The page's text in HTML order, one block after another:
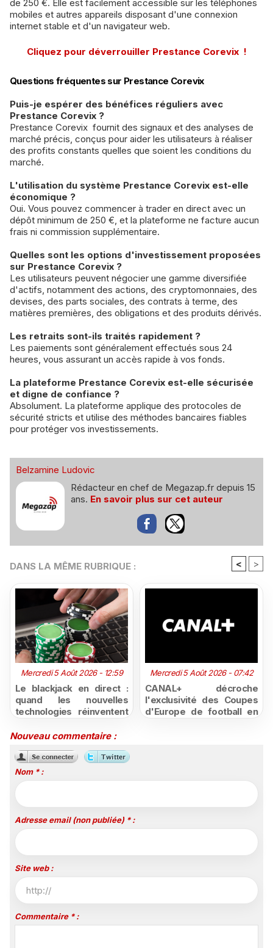
de 250 €. Elle est facilement accessible sur les téléphones
mobiles et autres appareils disposant d'une connexion
internet stable et d'un navigateur web.
Cliquez pour déverrouiller Prestance Corevix !
Questions fréquentes sur Prestance Corevix
Puis-je espérer des bénéfices réguliers avec
Prestance Corevix ?
Prestance Corevix fournit des signaux et des analyses de
marché précis, conçus pour aider les utilisateurs à réaliser
des profits constants quelles que soient les conditions du
marché.
L'utilisation du système Prestance Corevix est-elle
économique ?
Oui. Vous pouvez commencer à trader en direct avec un
dépôt minimum de 250 €, et la plateforme ne facture aucun
frais ni commission supplémentaire.
Quelles sont les options d'investissement proposées
sur Prestance Corevix ?
Les utilisateurs peuvent négocier une gamme diversifiée
d'actifs, notamment des actions, des cryptomonnaies, des
devises, des parts sociales, des contrats à terme, des
matières premières, des obligations et des produits dérivés.
Les retraits sont-ils traités rapidement ?
Les paiements sont généralement effectués sous 24
heures, vous assurant un accès rapide à vos fonds.
La plateforme Prestance Corevix est-elle sécurisée
et digne de confiance ?
Absolument. La plateforme applique des protocoles de
sécurité stricts et utilise des méthodes bancaires fiables
pour protéger vos investissements.
Belzamine Ludovic
Rédacteur en chef de Megazap.fr depuis 15
ans. En savoir plus sur cet auteur
DANS LA MÊME RUBRIQUE : < >
Mercredi 5 Août 2026 - 12:59
Le blackjack en direct :
quand les nouvelles
technologies réinventent
ligne
Mercredi 5 Août 2026 - 07:42
CANAL+ décroche
l'exclusivité des Coupes
d'Europe de football en
Nouveau commentaire :
Nom * :
Adresse email (non publiée) * :
Site web :
Commentaire * :